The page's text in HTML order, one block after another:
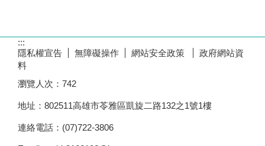
:::
隱私權宣告
無障礙操作 網站安全政策
政府網站資
料
瀏覽人次： 742
地址：802511高雄市苓雅區凱旋二路132之1號1樓
連絡電話：(07)722-3806